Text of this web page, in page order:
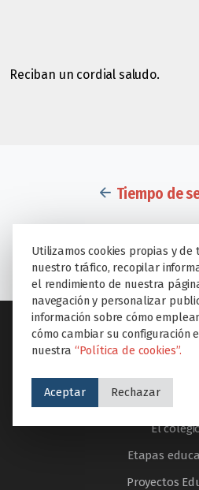
Reciban un cordial saludo.
Tiempo de
online!
El
Etapas
Proyectos
Utilizamos cookies propias y
nuestro tráfico, recopilar
el rendimiento de nuestra
navegación y personalizar
información sobre cómo
cómo cambiar su configuración
nuestra “Política de cookies”.
Aceptar Rechazar